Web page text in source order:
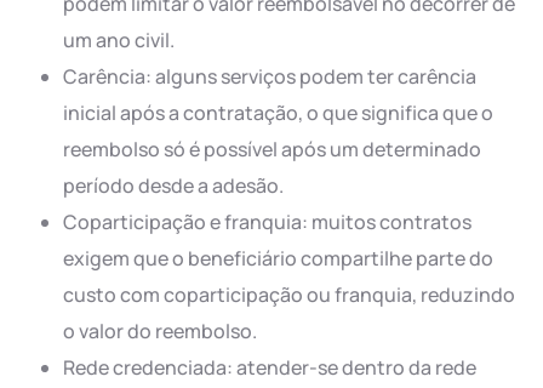
um ano civil.
Carência: alguns serviços podem ter carência
inicial após a contratação, o que significa que o
reembolso só é possível após um determinado
período desde a adesão.
Coparticipação e franquia: muitos contratos
exigem que o beneficiário compartilhe parte do
custo com coparticipação ou franquia, reduzindo
o valor do reembolso.
Rede credenciada: atender-se dentro da rede